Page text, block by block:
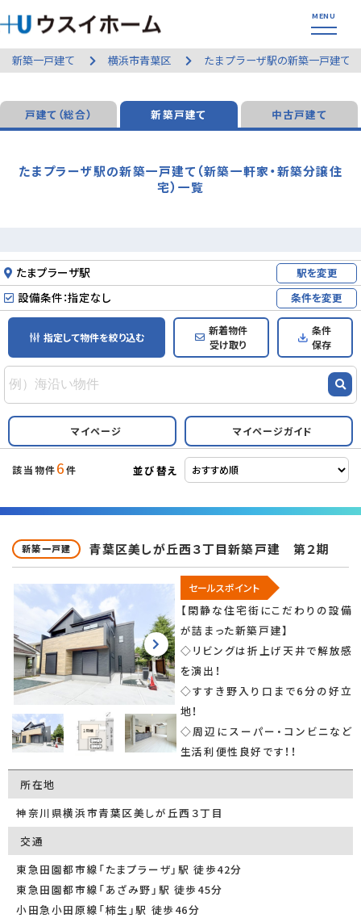
新築一戸建て 横浜市青葉区 たまプラーザ駅の新築一戸建て
戸建て（総合） 新築戸建て 中古戸建て
たまプラーザ駅の新築一戸建て（新築一軒家・新築分譲住
宅）一覧
たまプラーザ駅 駅を変更
設備条件：指定なし 条件を変更
指定して物件を絞り込む
新着物件
受け取り
条件
保存
マイページ マイページガイド
該当物件6件 並び替え
新築一戸建 青葉区美しが丘西３丁目新築戸建 第２期
セールスポイント
【閑静な住宅街にこだわりの設備
が詰まった新築戸建】
◇リビングは折上げ天井で解放感
を演出！
◇すすき野入り口まで6分の好立
地！
◇周辺にスーパー・コンビニなど
生活利便性良好です！！
所在地
神奈川県横浜市青葉区美しが丘西３丁目
交通
東急田園都市線「たまプラーザ」駅 徒歩42分
東急田園都市線「あざみ野」駅 徒歩45分
小田急小田原線「柿生」駅 徒歩46分